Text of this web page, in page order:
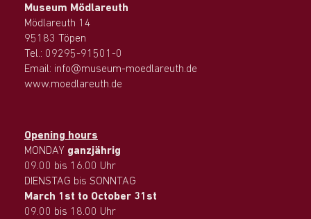
Museum Mödlareuth
Mödlareuth 14
95183 Töpen
Tel.: 09295-91501-0
Email: info@museum-moedlareuth.de
www.moedlareuth.de
Opening hours
MONDAY ganzjährig
09.00 bis 16.00 Uhr
DIENSTAG bis SONNTAG
March 1st to October 31st
09.00 bis 18.00 Uhr